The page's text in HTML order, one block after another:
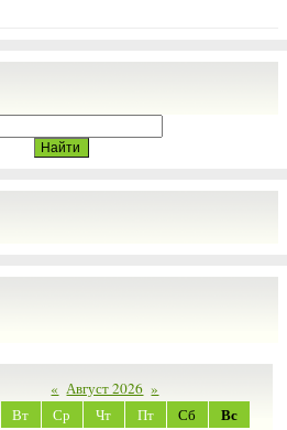
« Август 2026 »
Вт Ср Чт Пт Сб Вс